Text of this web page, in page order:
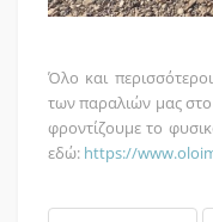
Όλο και
των παραλιών μας
φροντίζουμε το
εδώ: https://